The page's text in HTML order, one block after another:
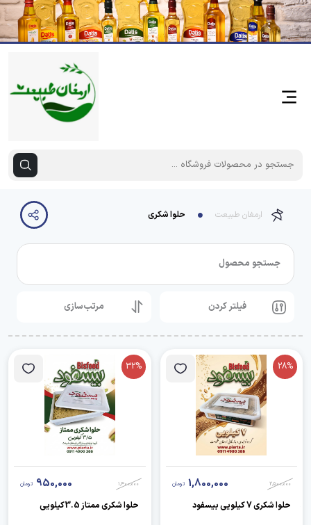
ارمغان طبیعت حلوا شکری
جستجو محصول
فیلتر کردن مرتب‌سازی
28%
2,500,000
1,800,000 تومان
حلوا شکری 7 کیلویی بیسفود
32%
1,400,000
950,000 تومان
حلوا شکری ممتاز 3.5کیلویی